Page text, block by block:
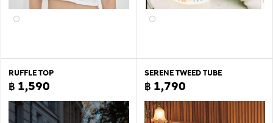
RUFFLE TOP
฿ 1,590
SERENE TWEED TUBE
฿ 1,790